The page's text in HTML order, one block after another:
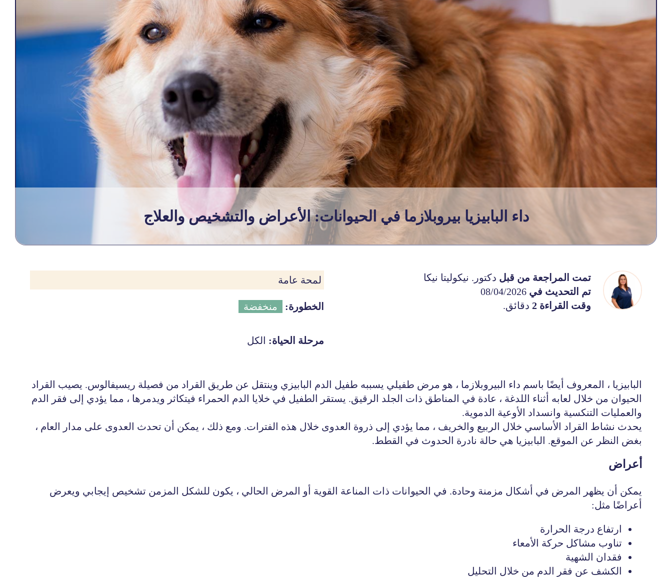
داء البابيزيا بيروبلازما في الحيوانات: الأعراض والتشخيص والعلاج
تمت المراجعة من قبل دكتور. نيكوليتا نيكا
تم التحديث في
وقت القراءة 2
دقائق.
لمحة عامة
الخطورة: منخفضة
مرحلة الحياة: الكل
البابيزيا ، المعروف أيضًا باسم داء البيروبلازما ، هو مرض طفيلي يسببه طفيل الدم البابيزي وينتقل عن طريق القراد من فصيلة ريسيفالوس. يصيب القراد
الحيوان من خلال لعابه أثناء اللدغة ، عادة في المناطق ذات الجلد الرقيق. يستقر الطفيل في خلايا الدم الحمراء فيتكاثر ويدمرها ، مما يؤدي إلى فقر الدم
والعمليات التنكسية وانسداد الأوعية الدموية.
يحدث نشاط القراد الأساسي خلال الربيع والخريف ، مما يؤدي إلى ذروة العدوى خلال هذه الفترات. ومع ذلك ، يمكن أن تحدث العدوى على مدار العام ،
بغض النظر عن الموقع. البابيزيا هي حالة نادرة الحدوث في القطط.
أعراض
يمكن أن يظهر المرض في أشكال مزمنة وحادة. في الحيوانات ذات المناعة القوية أو المرض الحالي ، يكون للشكل المزمن تشخيص إيجابي ويعرض
أعراضًا مثل:
ارتفاع درجة الحرارة
تناوب مشاكل حركة الأمعاء
فقدان الشهية
الكشف عن فقر الدم من خلال التحليل